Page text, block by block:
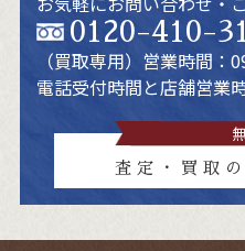
0120-410-
（買取専用） 営業時間：
電話受付時間と店舗営業
査定・買取